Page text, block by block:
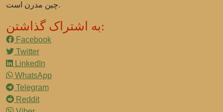
چین مدرن است.
به اشتراک گذاشتن:
Facebook
Twitter
LinkedIn
WhatsApp
Telegram
Reddit